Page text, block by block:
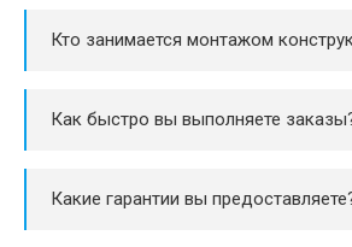
Кто занимается монтажом
Как быстро вы выполняете
Какие гарантии вы